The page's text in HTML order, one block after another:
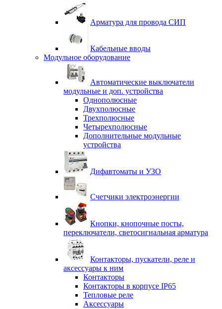
Арматура для провода СИП
Кабельные вводы
Модульное оборудование
Автоматические выключатели
модульные и доп. устройства
Однополюсные
Двухполюсные
Трехполюсные
Четырехполюсные
Дополнительные модульные
устройства
Дифавтоматы и УЗО
Счетчики электроэнергии
Кнопки, кнопочные посты,
переключатели, светосигнальная арматура
Контакторы, пускатели, реле и
аксессуары к ним
Контакторы
Контакторы в корпусе IP65
Тепловые реле
Аксессуары